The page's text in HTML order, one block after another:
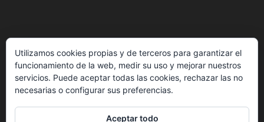
SEGUEIX-NOS A FACEBOOK
Utilizamos cookies propias y de terceros para garantizar el
funcionamiento de la web, medir su uso y mejorar nuestros
servicios. Puede aceptar todas las cookies, rechazar las no
necesarias o configurar sus preferencias.
Aceptar todo